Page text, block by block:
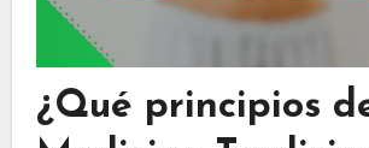
¿Qué principios